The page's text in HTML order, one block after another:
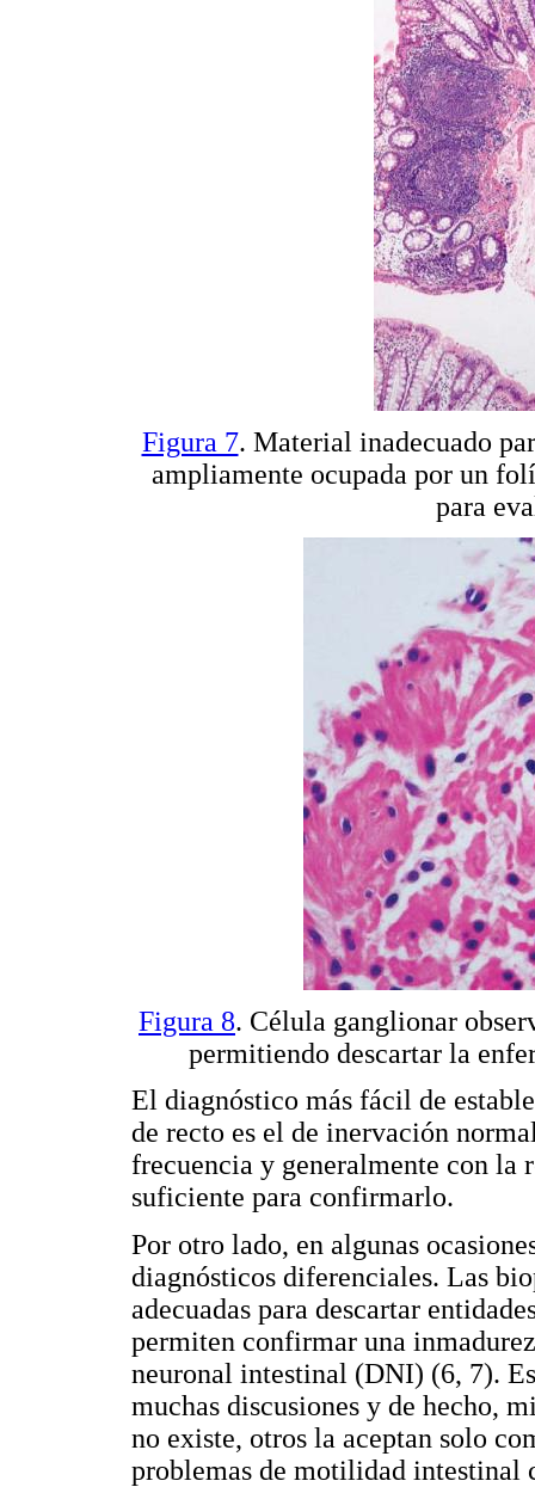
Figura 7. Material inadecuado
ampliamente ocupada por un
para
Figura 8. Célula ganglionar
permitiendo descartar la
El diagnóstico más fácil de
de recto es el de inervación
frecuencia y generalmente con la
suficiente para confirmarlo.
Por otro lado, en algunas
diagnósticos diferenciales. Las
adecuadas para descartar
permiten confirmar una
neuronal intestinal (DNI) (6, 7).
muchas discusiones y de hecho,
no existe, otros la aceptan solo
problemas de motilidad intestinal